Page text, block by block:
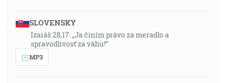
SLOVENSKY
Izaiáš 28,17: „Ja činím právo za meradlo a
spravodlivosť za váhu!“
MP3